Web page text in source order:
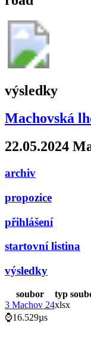
výsledky
Machovská
22.05.2024
archiv
propozice
přihlášení
startovní listina
výsledky
soubor typ
3 Machov 24xlsx
⌚16.529µs